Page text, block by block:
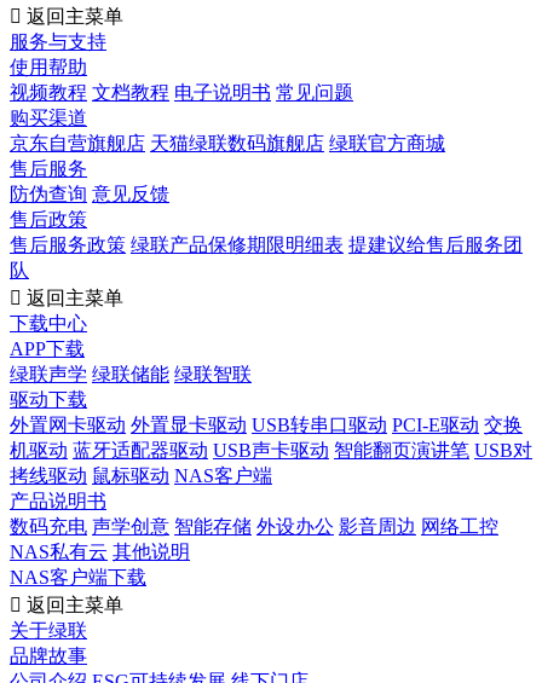
 返回主菜单
服务与支持
使用帮助
视频教程 文档教程 电子说明书 常见问题
购买渠道
京东自营旗舰店 天猫绿联数码旗舰店 绿联官方商城
售后服务
防伪查询 意见反馈
售后政策
售后服务政策 绿联产品保修期限明细表 提建议给售后服务团
队
 返回主菜单
下载中心
APP下载
绿联声学 绿联储能 绿联智联
驱动下载
外置网卡驱动 外置显卡驱动 USB转串口驱动 PCI-E驱动 交换
机驱动 蓝牙适配器驱动 USB声卡驱动 智能翻页演讲笔 USB对
拷线驱动 鼠标驱动 NAS客户端
产品说明书
数码充电 声学创意 智能存储 外设办公 影音周边 网络工控
NAS私有云 其他说明
NAS客户端下载
 返回主菜单
关于绿联
品牌故事